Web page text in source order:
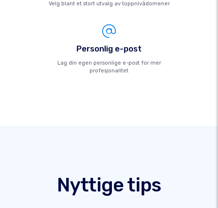
Velg blant et stort utvalg av toppnivådomener
Personlig e-post
Lag din egen personlige e-post for mer
profesjonalitet
Nyttige tips